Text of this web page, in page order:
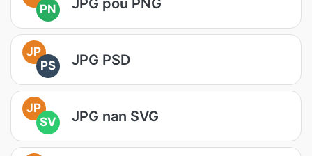
PN
JP
PS
JPG PSD
JP
SV
JPG nan SVG